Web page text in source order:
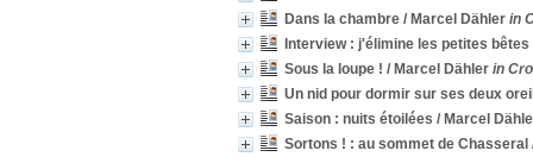
Dans la chambre / Marcel Dähler in
Interview : j'élimine les petites
Sous la loupe ! / Marcel Dähler in
Un nid pour dormir sur ses deux
Saison : nuits étoilées / Marcel
Sortons ! : au sommet de Chasseral